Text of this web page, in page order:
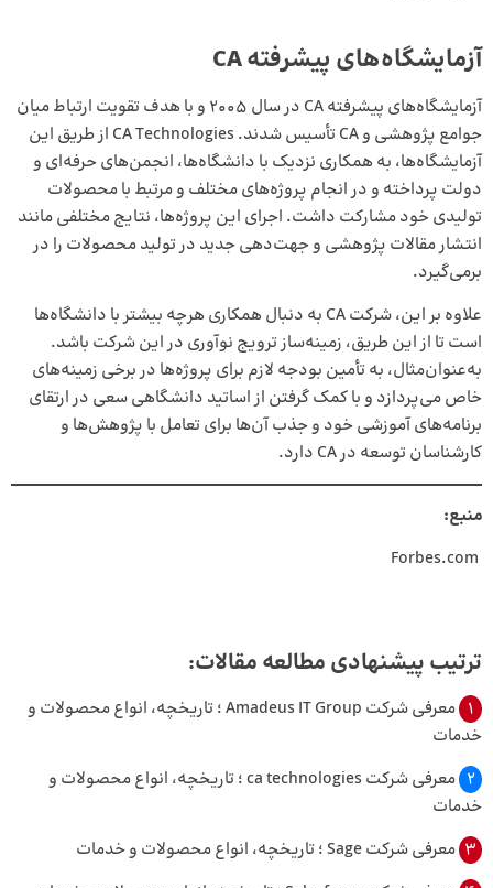
آزمایشگاه‌های پیشرفته CA
آزمایشگاه‌های پیشرفته CA در سال ۲۰۰۵ و با هدف تقویت ارتباط میان
جوامع پژوهشی و CA تأسیس شدند. CA Technologies از طریق این
آزمایشگاه‌ها، به همکاری نزدیک با دانشگاه‌ها، انجمن‌های حرفه‌ای و
دولت پرداخته و در انجام پروژه‌های مختلف و مرتبط با محصولات
تولیدی خود مشارکت داشت. اجرای این پروژه‌ها، نتایج مختلفی مانند
انتشار مقالات پژوهشی و جهت‌دهی جدید در تولید محصولات را در
برمی‌گیرد.
علاوه بر این، شرکت CA به دنبال همکاری هرچه بیشتر با دانشگاه‌ها
است تا از این طریق، زمینه‌ساز ترویج نوآوری در این شرکت باشد.
به‌عنوان‌مثال، به تأمین بودجه لازم برای پروژه‌ها در برخی زمینه‌های
خاص می‌پردازد و با کمک گرفتن از اساتید دانشگاهی سعی در ارتقای
برنامه‌های آموزشی خود و جذب آن‌ها برای تعامل با پژوهش‌ها و
کار‌شناسان توسعه در CA دارد.
منبع:
ترتیب پیشنهادی مطالعه مقالات:
1
معرفی شرکت Amadeus IT Group ؛ تاریخچه، انواع محصولات و
خدمات
2
معرفی شرکت ca technologies ؛ تاریخچه، انواع محصولات و
خدمات
3 معرفی شرکت Sage ؛ تاریخچه، انواع محصولات و خدمات